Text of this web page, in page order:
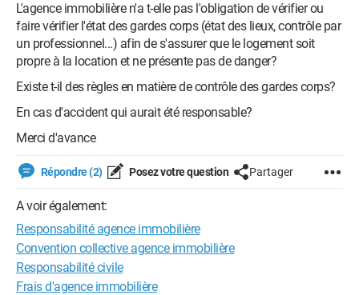
L'agence immobilière n'a t-elle pas l'obligation de vérifier ou
faire vérifier l'état des gardes corps (état des lieux, contrôle par
un professionnel...) afin de s'assurer que le logement soit
propre à la location et ne présente pas de danger?
Existe t-il des règles en matière de contrôle des gardes corps?
En cas d'accident qui aurait été responsable?
Merci d'avance
Répondre (2) Posez votre question Partager
A voir également:
Responsabilité agence immobilière
Convention collective agence immobilière
Responsabilité civile
Frais d'agence immobilière